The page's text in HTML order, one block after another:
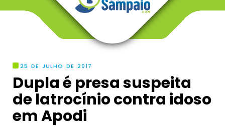
o
n
25 DE JULHO DE 2017
Dupla é presa suspeita
de latrocínio contra idoso
em Apodi